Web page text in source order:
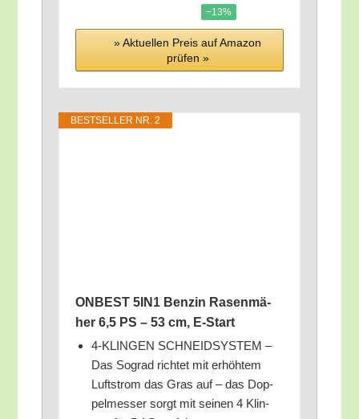
−13%
» Aktu­el­len Preis auf Ama­zon
prü­fen »
BEST­SEL­LER NR. 2
ONBEST 5IN1 Ben­zin Rasen­mä­
her 6,5 PS – 53 cm, E‑Start
4‑KLINGEN SCHNEIDSYSTEM –
Das Sograd rich­tet mit erhöh­tem
Luft­strom das Gras auf – das Dop­
pel­mes­ser sorgt mit sei­nen 4 Klin­